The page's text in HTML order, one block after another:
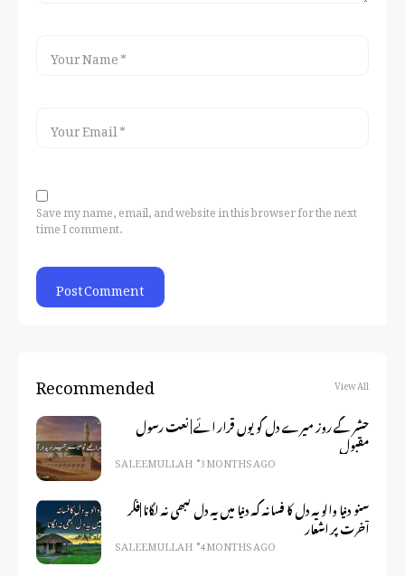
Save my name, email, and website in this browser for the next
time I comment.
Recommended View All
حشر کے روز میرے دل کو یوں قرار ائے | نعت رسول
مقبول
SALEEM ULLAH 3 MONTHS AGO
سنو دنیا والو یہ دل کا فسانہ کہ دنیا میں یہ دل کبھی نہ لگانا |فکر
آخرت پر اشعار
SALEEM ULLAH 4 MONTHS AGO